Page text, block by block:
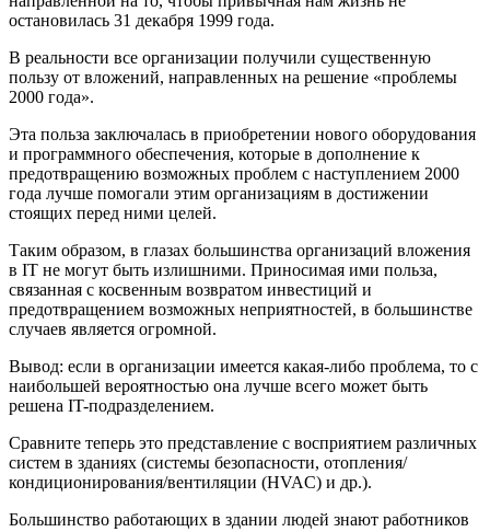
остановилась 31 декабря 1999 года.
В реальности все организации получили существенную
пользу от вложений, направленных на решение «проблемы
2000 года».
Эта польза заключалась в приобретении нового оборудования
и программного обеспечения, которые в дополнение к
предотвращению возможных проблем с наступлением 2000
года лучше помогали этим организациям в достижении
стоящих перед ними целей.
Таким образом, в глазах большинства организаций вложения
в IT не могут быть излишними. Приносимая ими польза,
связанная с косвенным возвратом инвестиций и
предотвращением возможных неприятностей, в большинстве
случаев является огромной.
Вывод: если в организации имеется какая-либо проблема, то с
наибольшей вероятностью она лучше всего может быть
решена IT-подразделением.
Сравните теперь это представление с восприятием различных
систем в зданиях (системы безопасности, отопления/
кондиционирования/вентиляции (HVAC) и др.).
Большинство работающих в здании людей знают работников